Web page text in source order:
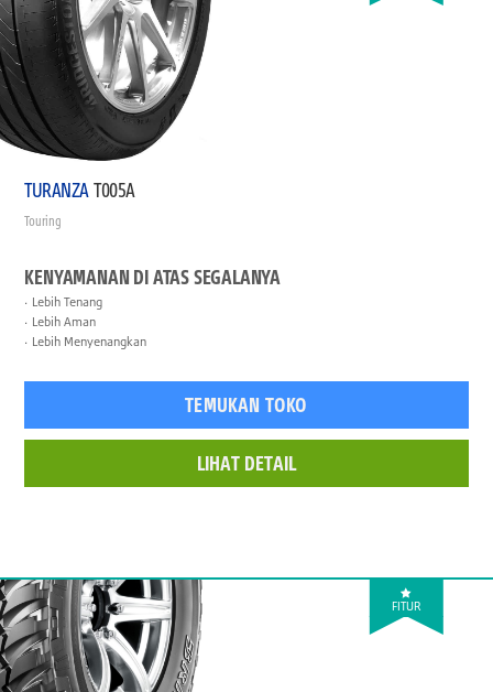
TURANZAT005A
Touring
KENYAMANAN DI ATAS SEGALANYA
Lebih Tenang
Lebih Aman
Lebih Menyenangkan
TEMUKAN TOKO
LIHAT DETAIL
FITUR